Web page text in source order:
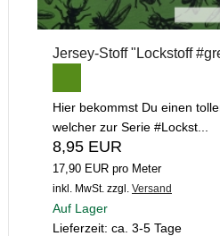
Jersey-Stoff "Lockstoff
Hier bekommst Du einen
welcher zur Serie #Lockst...
8,95 EUR
17,90 EUR pro Meter
inkl. MwSt. zzgl. Versand
Auf Lager
Lieferzeit: ca. 3-5 Tage